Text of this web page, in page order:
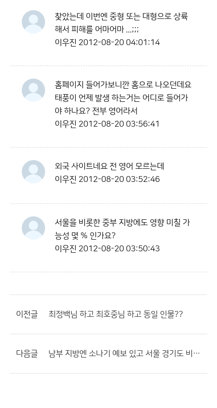
찾았는데 이번엔 중형 또는 대형으로 상륙
해서 피해를 어마어마 ...;;;
이우진 2012-08-20 04:01:14
홈페이지 들어가보니깐 홈으로 나오던데요
태풍이 언제 발생 하는거는 어디로 들어가
야 하나요? 전부 영어라서
이우진 2012-08-20 03:56:41
외국 사이트네요 전 영어 모르는데
이우진 2012-08-20 03:52:46
서울을 비롯한 중부 지방에도 영향 미칠 가
능성 몇 % 인가요?
이우진 2012-08-20 03:50:43
이전글 최정백님 하고 최호중님 하고 동일 인물??
다음글 남부 지방엔 소나기 예보 있고 서울 경기도 비롯한 중부지방만 비소식 있는데...